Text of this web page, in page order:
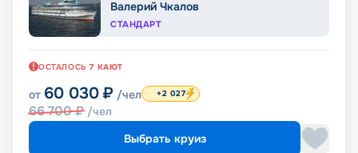
Валерий Чкалов
СТАНДАРТ
ОСТАЛОСЬ 7 КАЮТ
от 60 030 ₽ /чел
66 700₽ /чел
+2 027
Выбрать круиз